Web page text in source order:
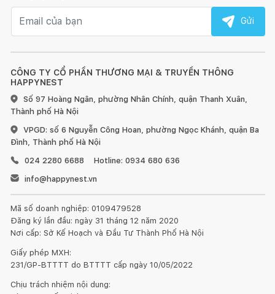
CÔNG TY CỔ PHẦN THƯƠNG MẠI & TRUYỀN THÔNG
HAPPYNEST
Số 97 Hoàng Ngân, phường Nhân Chính, quận Thanh Xuân,
Thành phố Hà Nội
VPGD: số 6 Nguyễn Công Hoan, phường Ngọc Khánh, quận Ba
Đình, Thành phố Hà Nội
024 2280 6688
Hotline: 0934 680 636
info@happynest.vn
Mã số doanh nghiệp: 0109479528
Đăng ký lần đầu: ngày 31 tháng 12 năm 2020
Nơi cấp: Sở Kế Hoạch và Đầu Tư Thành Phố Hà Nội
Giấy phép MXH:
231/GP-BTTTT do BTTTT cấp ngày 10/05/2022
Chịu trách nhiệm nội dung:
Gửi